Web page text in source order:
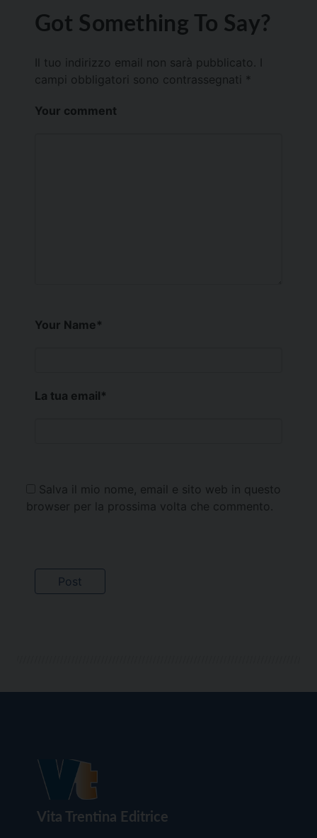
Got Something To Say?
Il tuo indirizzo email non sarà pubblicato.
campi obbligatori sono contrassegnati *
Your comment
Your Name*
La tua email*
Salva il mio nome, email e sito web in questo
browser per la prossima volta che commento.
Vita Trentina Editrice